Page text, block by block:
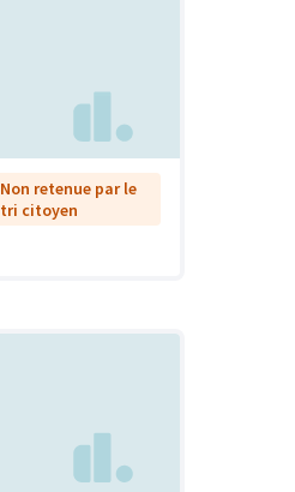
Non retenue par le
tri citoyen